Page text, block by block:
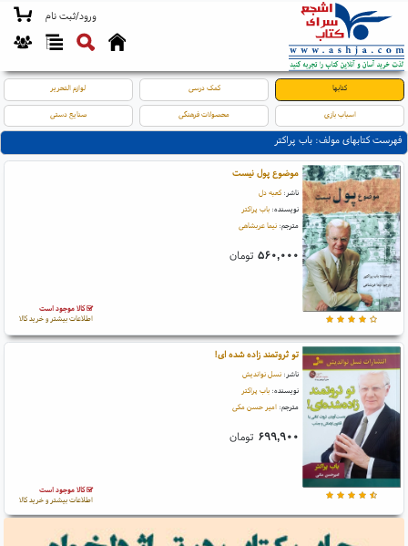
ورود/ثبت نام
کتابها کمک درسی لوازم التحریر
اسباب بازی محصولات فرهنگی صنایع دستی
فهرست کتابهای مولف: باب پراکتر
موضوع پول نیست
ناشر: کعبه دل
نویسنده: باب پراکتر
مترجم: نیما عربشاهی
۵۶۰,۰۰۰ تومان
کالا موجود است
اطلاعات بیشتر و خرید کالا
تو ثروتمند زاده شده ای!
ناشر: نسل نواندیش
نویسنده: باب پراکتر
مترجم: امیر حسن مکی
۶۹۹,۹۰۰ تومان
کالا موجود است
اطلاعات بیشتر و خرید کالا